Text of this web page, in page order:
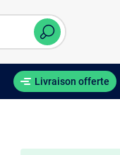
Livraison offerte